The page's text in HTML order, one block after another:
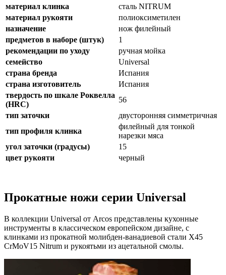
материал клинка
сталь NITRUM
материал рукояти
полиоксиметилен
назначение
нож филейный
предметов в наборе (штук)
1
рекомендации по уходу
ручная мойка
семейство
Universal
страна бренда
Испания
страна изготовитель
Испания
твердость по шкале Роквелла
(HRC)
56
тип заточки
двусторонняя симметричная
тип профиля клинка
филейный для тонкой
нарезки мяса
угол заточки (градусы)
15
цвет рукояти
черный
Прокатные ножи серии Universal
В коллекции Universal от Arcos представлены кухонные
инструменты в классическом европейском дизайне, с
клинками из прокатной молибден-ванадиевой стали X45
CrMoV15 Nitrum и рукоятьми из ацетальной смолы.